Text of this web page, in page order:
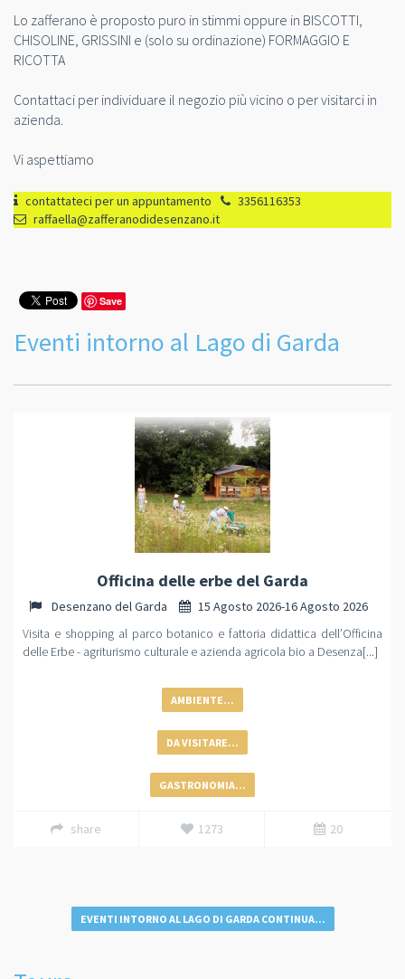
Lo zafferano è proposto puro in stimmi oppure in BISCOTTI,
CHISOLINE, GRISSINI e (solo su ordinazione) FORMAGGIO E
RICOTTA
Contattaci per individuare il negozio più vicino o per visitarci in
azienda.
Vi aspettiamo
contattateci per un appuntamento
3356116353
raffaella@zafferanodidesenzano.it
Save
Eventi intorno al Lago di Garda
Officina delle erbe del Garda
Desenzano del Garda
15 Agosto 2026-16 Agosto 2026
Visita e shopping al parco botanico e fattoria didattica dell’Officina
delle Erbe - agriturismo culturale e azienda agricola bio a Desenza[...]
AMBIENTE...
DA VISITARE...
GASTRONOMIA...
share 1273 20
EVENTI INTORNO AL LAGO DI GARDA CONTINUA...